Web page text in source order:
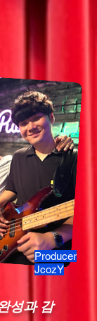
Producer
JcozY
성과 감